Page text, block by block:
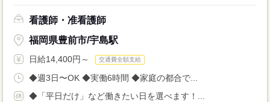
看護師・准看護師
福岡県豊前市/宇島駅
日給14,400円～ 交通費全額支給
◆週3日〜OK ◆実働6時間 ◆家庭の都合で...
◆「平日だけ」など働きたい日を選べます！...